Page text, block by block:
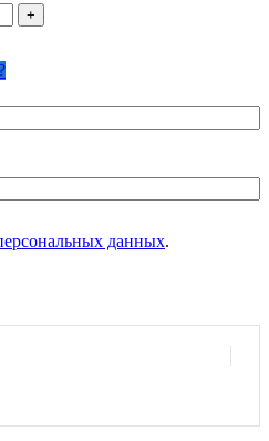
данных.